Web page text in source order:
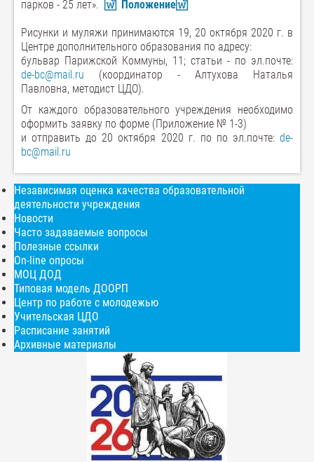
парков - 25 лет».
Положение
Рисунки и муляжи принимаются 19, 20 октября 2020 г. в
Центре дополнительного образования по адресу:
бульвар Парижской Коммуны, 11; статьи - по эл.почте:
de-bc@mail.ru (координатор - Алтухова Наталья
Павловна, методист ЦДО).
От каждого образовательного учреждения необходимо
оформить заявку по форме (Приложение № 1-3)
и отправить до 20 октября 2020 г. по по эл.почте: de-
bc@mail.ru
Независимая оценка качества образовательной
деятельности учреждения
Новости
Часто задаваемые вопросы
Полезные ссылки
On-line опросы
МОЦ ДОД
Типовая модель ДООРП
Центр по работе с молодежью
Учительская ЦДО
Расписание занятий
Архивные материалы